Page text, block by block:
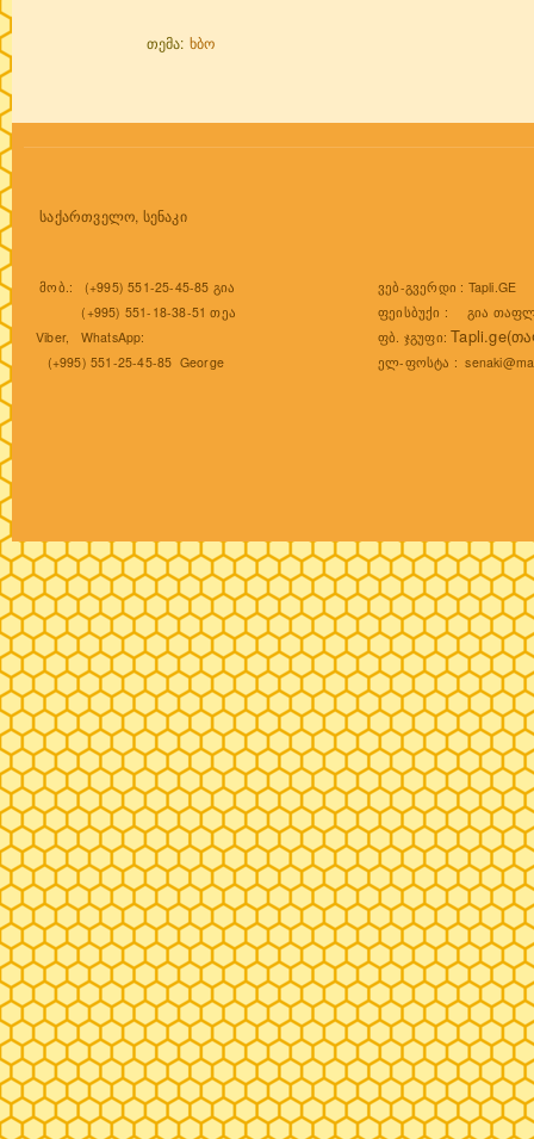
თემა: ხბო
საქართველო, სენაკი
მობ.: (+995) 551-25-45-85 გია
(+995) 551-18-38-51 თეა
Viber, WhatsApp:
(+995) 551-25-45-85 George
ვებ-გვერდი : Tapli.GE
ფეისბუქი : გია
ფბ. ჯგუფი:
ელ-ფოსტა :